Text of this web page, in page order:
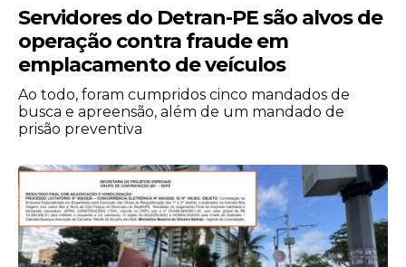
Servidores do Detran-PE são alvos de
operação contra fraude em
emplacamento de veículos
Ao todo, foram cumpridos cinco mandados de
busca e apreensão, além de um mandado de
prisão preventiva